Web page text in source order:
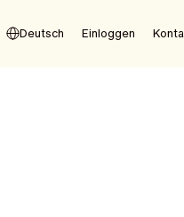
Deutsch Einloggen